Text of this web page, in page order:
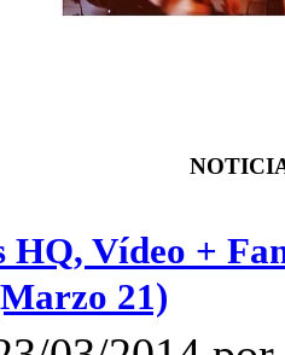
HQ, Vídeo +
21)